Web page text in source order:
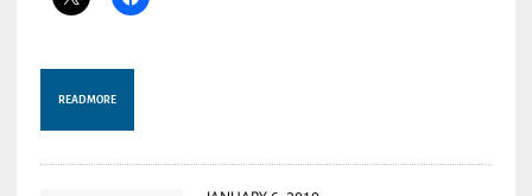
READ MORE